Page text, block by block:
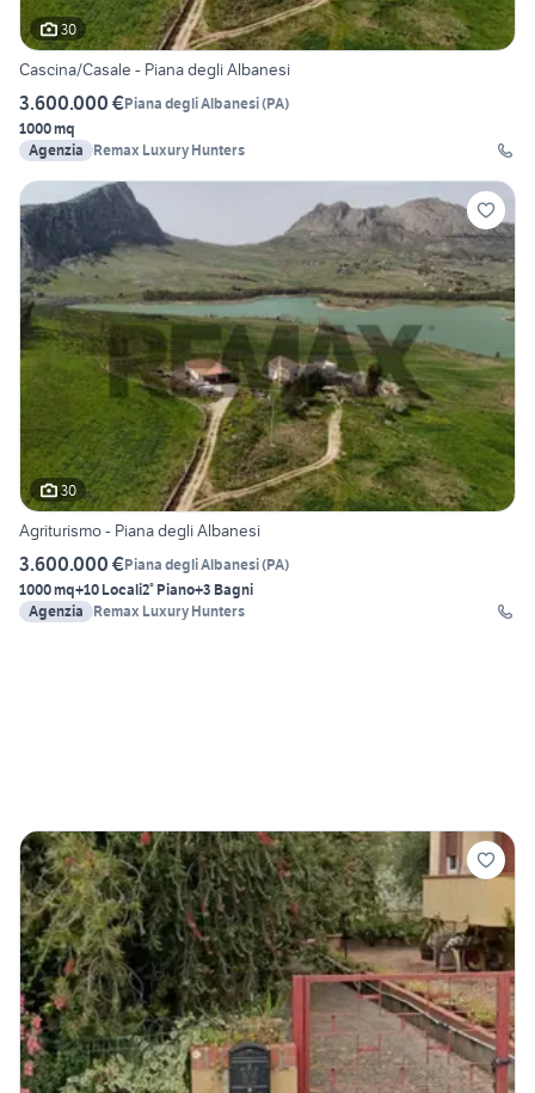
30
Cascina/Casale - Piana degli Albanesi
3.600.000 €Piana degli Albanesi(PA)
1000 mq
Agenzia
Remax Luxury Hunters
30
Agriturismo - Piana degli Albanesi
3.600.000 €Piana degli Albanesi(PA)
1000 mq+10 Locali2° Piano+3 Bagni
Agenzia
Remax Luxury Hunters